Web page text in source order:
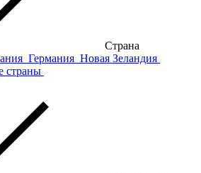
Страна
Германия Новая Зеландия
страны